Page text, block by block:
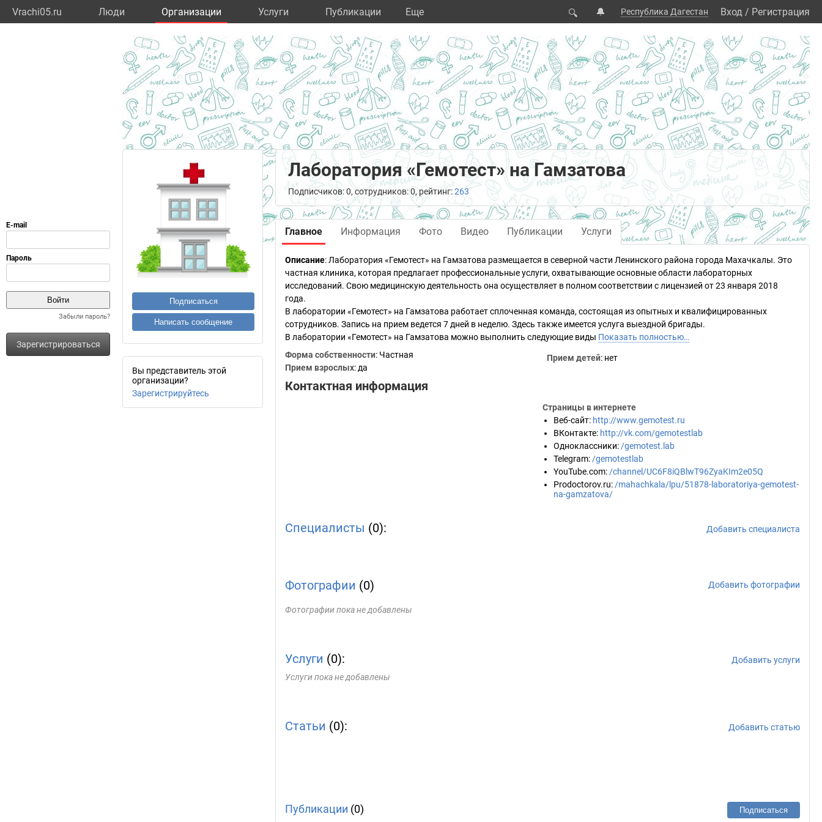
Vrachi05.ru Люди Организации Услуги Публикации Eще 🔍 🔔 Республика Дагестан Вход / Регистрация
Забыли пароль?
Зарегистрироваться
Подписаться
Написать сообщение
Вы представитель этой
организации?
Зарегистрируйтесь
Лаборатория «Гемотест» на Гамзатова
Подписчиков: 0, сотрудников: 0, рейтинг:263
Главное Информация Фото Видео Публикации Услуги
Описание: Лаборатория «Гемотест» на Гамзатова размещается в северной части Ленинского района города Махачкалы. Это
частная клиника, которая предлагает профессиональные услуги, охватывающие основные области лабораторных
исследований. Свою медицинскую деятельность она осуществляет в полном соответствии с лицензией от 23 января 2018
года.
В лаборатории «Гемотест» на Гамзатова работает сплоченная команда, состоящая из опытных и квалифицированных
сотрудников. Запись на прием ведется 7 дней в неделю. Здесь также имеется услуга выездной бригады.
В лаборатории «Гемотест» на Гамзатова можно выполнить следующие виды Показать полностью…
Форма собственности: Частная
Прием взрослых: да
Прием детей: нет
Контактная информация
Страницы в интернете
Веб-сайт: http://www.gemotest.ru
ВКонтакте: http://vk.com/gemotestlab
Одноклассники: /gemotest.lab
Telegram: /gemotestlab
YouTube.com: /channel/UC6F8iQBlwT96ZyaKIm2e05Q
Prodoctorov.ru: /mahachkala/lpu/51878-laboratoriya-gemotest-
na-gamzatova/
Специалисты (0): Добавить специалиста
Фотографии (0) Добавить фотографии
Фотографии пока не добавлены
Услуги (0):
Добавить услуги
Услуги пока не добавлены
Статьи (0): Добавить статью
Публикации (0) Подписаться